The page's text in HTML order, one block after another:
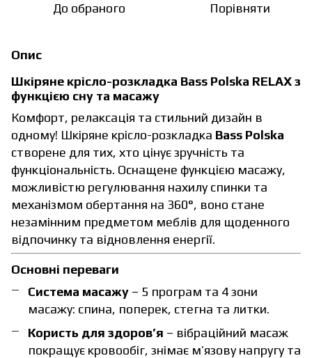
До обраного Порівняти
Опис
Шкіряне крісло-розкладка Bass Polska RELAX з
функцією сну та масажу
Комфорт, релаксація та стильний дизайн в
одному! Шкіряне крісло-розкладка Bass Polska
створене для тих, хто цінує зручність та
функціональність. Оснащене функцією масажу,
можливістю регулювання нахилу спинки та
механізмом обертання на 360°, воно стане
незамінним предметом меблів для щоденного
відпочинку та відновлення енергії.
Основні переваги
Система масажу – 5 програм та 4 зони
масажу: спина, поперек, стегна та литки.
Користь для здоров’я – вібраційний масаж
покращує кровообіг, знімає м’язову напругу та